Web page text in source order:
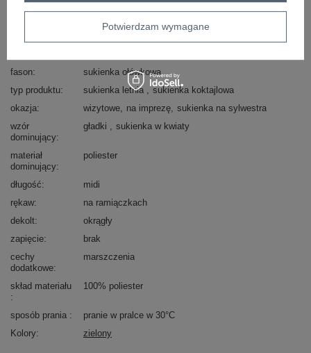
fason
sukienka ołówkowa
typ produktu
sukienka letnia
sukienka koktajlowa
okazja
wizytowe na imprezę sukienka na sylwestra
wzór
dominujący
gładki sukienka w kwiaty
materiał
dominujący
poliester
długość
midi
rękaw
na ramiączkach
dekolt
okrągły
zapięcie
brak
cechy
dodatkowe
marszczenia
skład materiału 100% poliester
sposób prania
pranie w pralce w 30°C
Kolory
zielony
Potwierdzam wymagane